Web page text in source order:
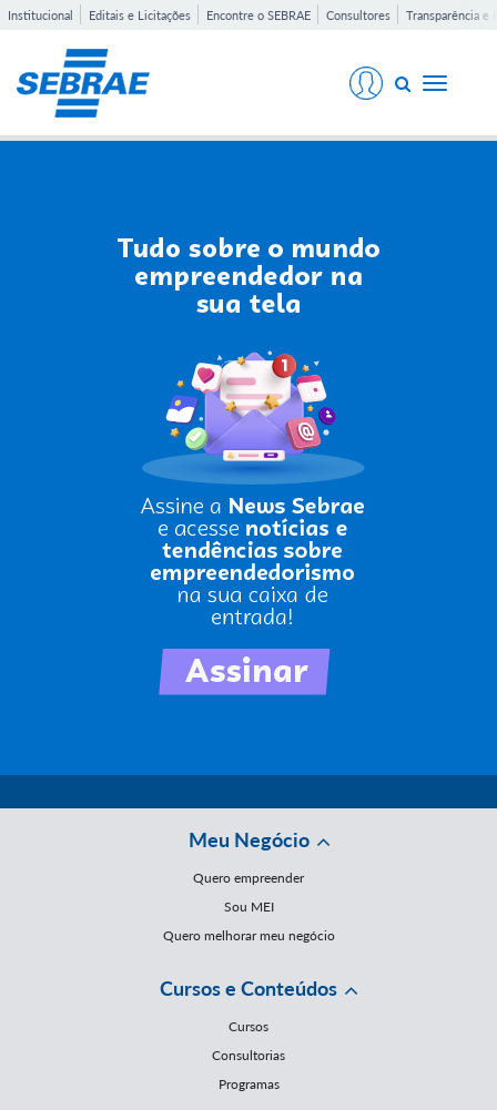
Institucional Editais e Licitações Encontre o SEBRAE Consultores Transparência e
Toggle
Meu Negócio
Quero empreender
Sou MEI
Quero melhorar meu negócio
Cursos e Conteúdos
Cursos
Consultorias
Programas